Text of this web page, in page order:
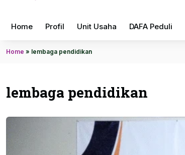
Home Profil Unit Usaha DAFA Peduli
Home » lembaga pendidikan
lembaga pendidikan